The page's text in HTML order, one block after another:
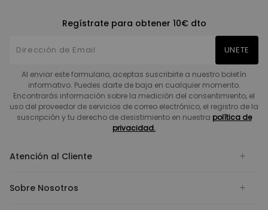
Regístrate para obtener 10€ dto
UNETE
Al enviar este formulario, aceptas suscribirte a nuestro boletín
informativo. Puedes darte de baja en cualquier momento.
Encontrarás información sobre la medición del consentimiento, el
uso del proveedor de servicios de correo electrónico, el registro de la
suscripción y tu derecho de desistimiento en nuestra política de
privacidad.
Atención al Cliente
Sobre Nosotros